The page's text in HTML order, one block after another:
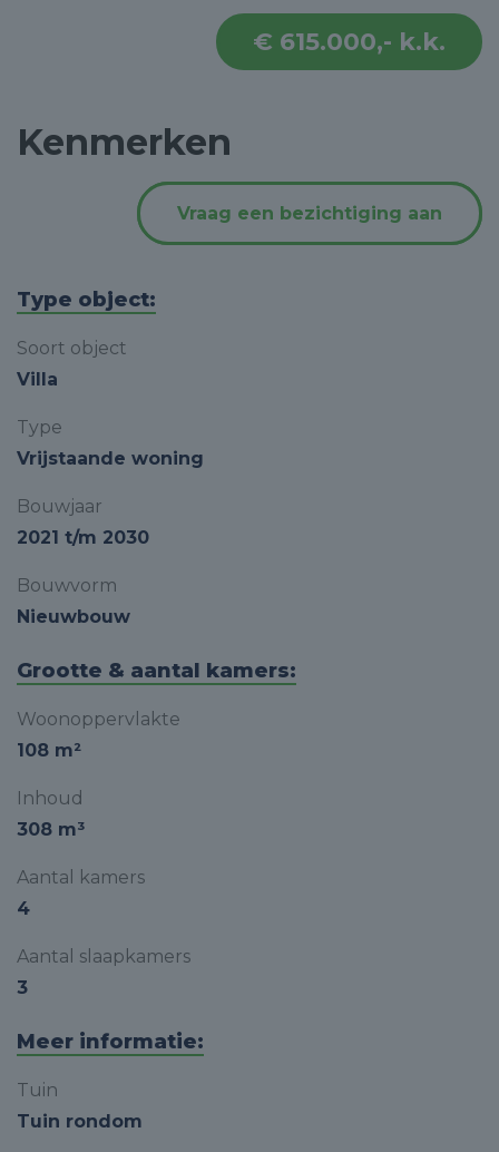
€ 615.000,- k.k.
Kenmerken
Vraag een bezichtiging aan
Type object:
Soort object
Villa
Type
Vrijstaande woning
Bouwjaar
2021 t/m 2030
Bouwvorm
Nieuwbouw
Grootte & aantal kamers:
Woonoppervlakte
108 m²
Inhoud
308 m³
Aantal kamers
4
Aantal slaapkamers
3
Meer informatie:
Tuin
Tuin rondom